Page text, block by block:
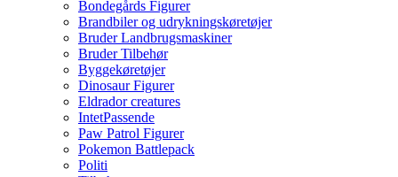
Bondegårds Figurer
Brandbiler og udrykningskøretøjer
Bruder Landbrugsmaskiner
Bruder Tilbehør
Byggekøretøjer
Dinosaur Figurer
Eldrador creatures
IntetPassende
Paw Patrol Figurer
Pokemon Battlepack
Politi